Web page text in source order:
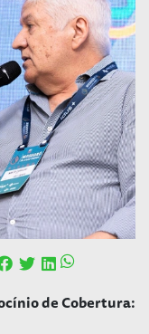
de Cobertura: